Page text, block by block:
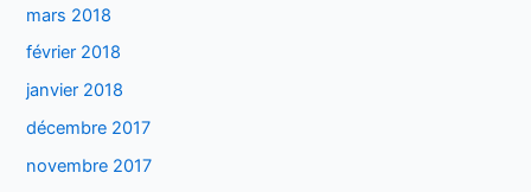
mars 2018
février 2018
janvier 2018
décembre 2017
novembre 2017